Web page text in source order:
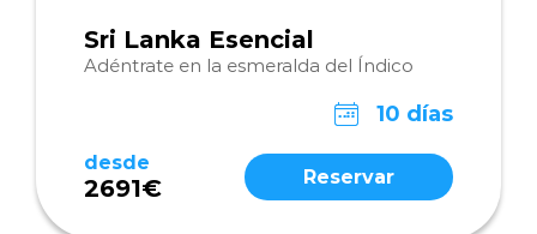
Sri Lanka Esencial
Adéntrate en la esmeralda del Índico
10 días
desde
2691€ Reservar